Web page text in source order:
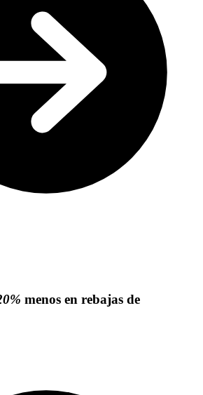
menos en rebajas de